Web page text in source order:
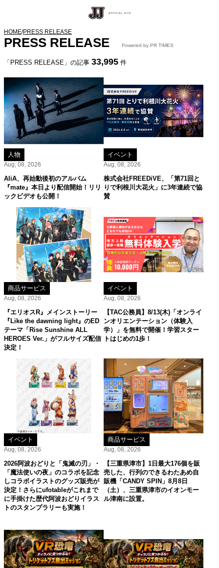
HOME/PRESS RELEASE
PRESS RELEASE Powered by PR TIMES
「PRESS RELEASE」の記事 33,995 件
人物
Aug, 08, 2026
AliA、再始動後初のアルバム
『mate』本日より配信開始！リリ
ックビデオも公開！
イベント
Aug, 08, 2026
株式会社FREEDiVE、「第71回と
りで利根川大花火」に3年連続で協
賛
商品サービス
Aug, 08, 2026
『エリオスR』メインストーリー
『Like the dawning light』のED
テーマ「Rise Sunshine ALL
HEROES Ver.」がフルサイズ配信
決定！
イベント
Aug, 08, 2026
【TAC公務員】8/13(木)「オンライ
ンオリエンテーション（体験入
学）」を無料で開催！学習スター
トはじめの1歩！
イベント
Aug, 08, 2026
2026阿波おどりと「鬼滅の刃」・
「魔法使いの夜」のコラボを記念
しコラボイラストのグッズ販売が
決定！さらにufotableがこれまで
に手掛けた歴代阿波おどりイラス
トのスタンプラリーも実施！
商品サービス
Aug, 08, 2026
【三重県津市】1日最大176個を販
売した、行列のできるわたあめ自
販機「CANDY SPIN」8月8日
（土）、三重県津市のイオンモー
ル津南に設置。